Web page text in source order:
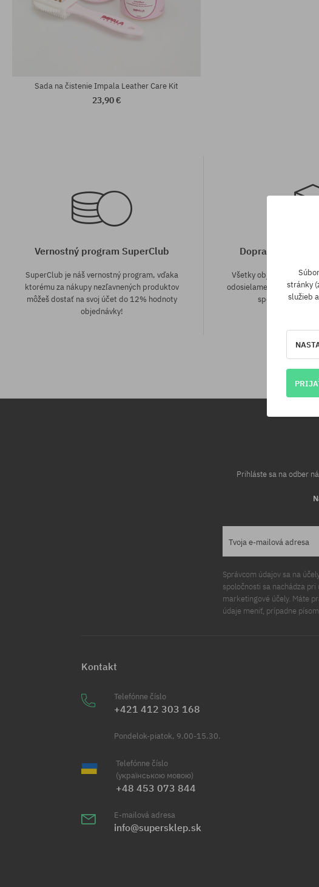
Sada na čistenie Impala Leather Care Kit
23,90 €
Vernostný program SuperClub
SuperClub je náš vernostný program, vďaka
ktorému za nákupy nezľavnených produktov
môžeš dostať na svoj účet do 12% hodnoty
objednávky!
Doprava
Všetky objednávky v
odosielame zadarmo bez
spôsob platby a
Prihláste sa na odber
Tvoja e-mailová adresa
Správcom údajov sa na
spoločnosti sa nachádza
marketingové účely. Máte
údaje meniť, prípadne
Kontakt
Telefónne číslo
+421 412 303 168
Pondelok-piatok, 9.00-15.30.
Telefónne číslo
(українською мовою)
+48 453 073 844
E-mailová adresa
info@supersklep.sk
stránky
služieb